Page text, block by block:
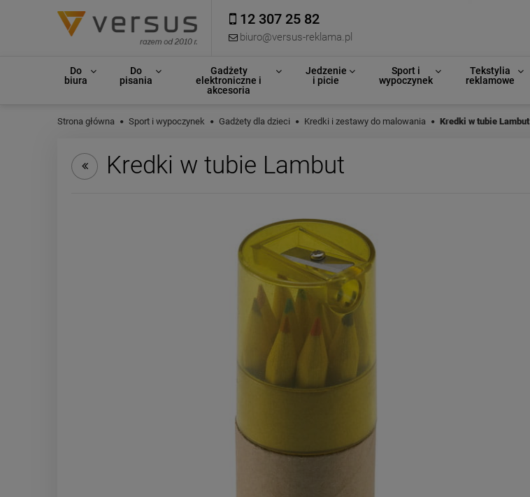
12 307 25 82
biuro@versus-reklama.pl
Do
biura
Do
pisania
Gadżety
elektroniczne i
akcesoria
Jedzenie
i picie
Sport i
wypoczynek
Tekstylia
reklamowe
Strona główna Sport i wypoczynek Gadżety dla dzieci Kredki i zestawy do malowania Kredki w tubie Lambut
Kredki w tubie Lambut